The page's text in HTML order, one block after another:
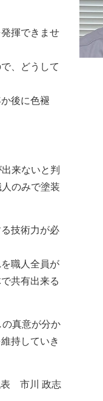
揮できませ
、どうして
後に色褪
来ないと判
のみで塗装
技術力が必
職人全員が
共有出来る
真意が分か
持していき
市川 政志